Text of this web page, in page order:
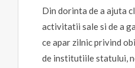
Din dorinta de a ajuta
activitatii sale si de a
ce apar zilnic privind
de institutiile statului,